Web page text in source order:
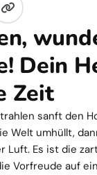
Dein
Zeit
sanft den
Welt umhüllt,
Luft. Es ist die
Vorfreude auf